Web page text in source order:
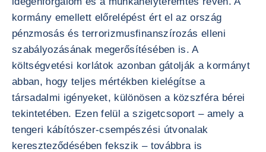
kormány emellett előrelépést ért el az ország
pénzmosás és terrorizmusfinanszírozás elleni
szabályozásának megerősítésében is. A
költségvetési korlátok azonban gátolják a kormányt
abban, hogy teljes mértékben kielégítse a
társadalmi igényeket, különösen a közszféra bérei
tekintetében. Ezen felül a szigetcsoport – amely a
tengeri kábítószer-csempészési útvonalak
kereszteződésében fekszik – továbbra is